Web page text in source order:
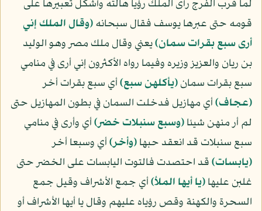
لما قرب الفرج رأى الملك رؤيا هالته وأشكل تعبيرها على
قومه حتى عبرها يوسف فقال سبحانه﴿وقال الملك إني
أرى سبع بقرات سمان﴾يعني وقال ملك مصر وهو الوليد
بن ريان والعزيز وزيره وفيما رواه الأكثرون إني أرى في منامي
سبع بقرات سمان﴿يأكلهن سبع﴾أي سبع بقرات أخر
﴿عجاف﴾أي مهازيل فدخلت السمان في بطون المهازيل حتى
لم أر منهن شيئا﴿وسبع سنبلات خضر﴾أي وأرى في منامي
سبع سنبلات قد انعقد حبها﴿وأخر﴾أي وسبعا أخر
﴿يابسات﴾قد احتصدت فالتوت اليابسات على الخضر حتى
غلبن عليها﴿يا أيها الملأ﴾أي جمع الأشراف وقيل جمع
السحرة والكهنة وقص رؤياه عليهم وقال يا أيها الأشراف أو